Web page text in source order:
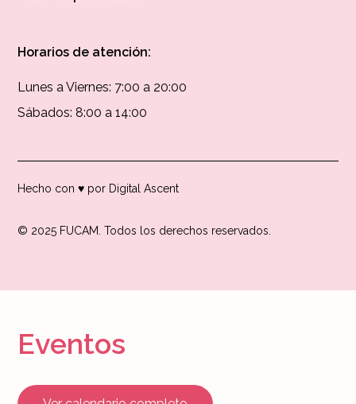
Horarios de atención:
Lunes a Viernes: 7:00 a 20:00
Sábados: 8:00 a 14:00
© 2025 FUCAM. Todos los derechos reservados.
Hecho con ♥ por Digital Ascent
Eventos